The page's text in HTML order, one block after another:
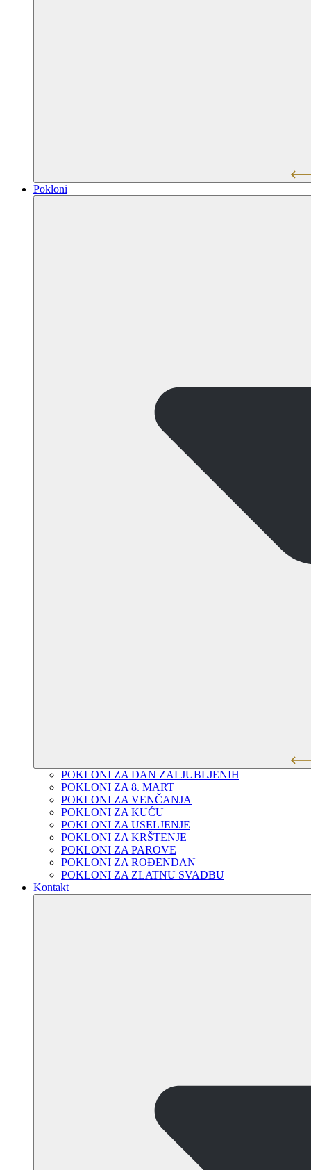
Pokloni
POKLONI ZA DAN ZALJUBLJENIH
POKLONI ZA 8. MART
POKLONI ZA VENČANJA
POKLONI ZA KUĆU
POKLONI ZA USELJENJE
POKLONI ZA KRŠTENJE
POKLONI ZA PAROVE
POKLONI ZA ROĐENDAN
POKLONI ZA ZLATNU SVADBU
Kontakt